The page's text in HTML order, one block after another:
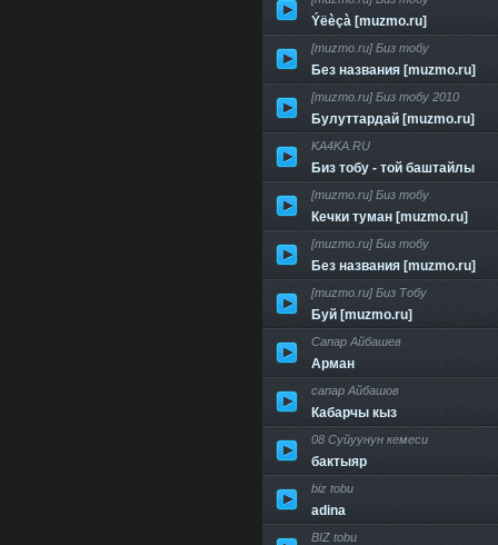
Ýëèçà [muzmo.ru]
[muzmo.ru] Биз тобу
Без названия [muzmo.ru]
[muzmo.ru] Биз тобу 2010
Булуттардай [muzmo.ru]
KA4KA.RU
Биз тобу - той баштайлы
[muzmo.ru] Биз тобу
Кечки туман [muzmo.ru]
[muzmo.ru] Биз тобу
Без названия [muzmo.ru]
[muzmo.ru] Биз Тобу
Буй [muzmo.ru]
Сапар Айбашев
Арман
сапар Айбашов
Кабарчы кыз
08 Суйуунун кемеси
бактыяр
biz tobu
adina
BIZ tobu